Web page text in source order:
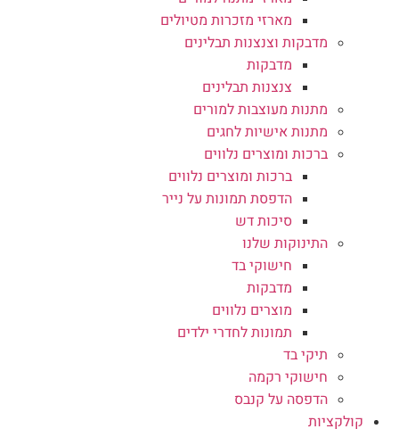
מארזי מזכרות מטיולים
מדבקות וצנצנות תבלינים
מדבקות
צנצנות תבלינים
מתנות מעוצבות למורים
מתנות אישיות לחגים
ברכות ומוצרים נלווים
ברכות ומוצרים נלווים
הדפסת תמונות על נייר
סיכות דש
התינוקות שלנו
חישוקי בד
מדבקות
מוצרים נלווים
תמונות לחדרי ילדים
תיקי בד
חישוקי רקמה
הדפסה על קנבס
קולקציות